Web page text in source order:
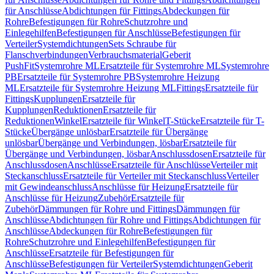
für AnschlüsseAbdichtungen für FittingsAbdeckungen für
RohreBefestigungen für RohreSchutzrohre und
EinlegehilfenBefestigungen für AnschlüsseBefestigungen für
VerteilerSystemdichtungenSets Schraube für
FlanschverbindungenVerbrauchsmaterialGeberit
PushFitSystemrohre MLErsatzteile für Systemrohre MLSystemrohre
PBErsatzteile für Systemrohre PBSystemrohre Heizung
MLErsatzteile für Systemrohre Heizung MLFittingsErsatzteile für
FittingsKupplungenErsatzteile für
KupplungenReduktionenErsatzteile für
ReduktionenWinkelErsatzteile für WinkelT-StückeErsatzteile für T-
StückeÜbergänge unlösbarErsatzteile für Übergänge
unlösbarÜbergänge und Verbindungen, lösbarErsatzteile für
Übergänge und Verbindungen, lösbarAnschlussdosenErsatzteile für
AnschlussdosenAnschlüsseErsatzteile für AnschlüsseVerteiler mit
SteckanschlussErsatzteile für Verteiler mit SteckanschlussVerteiler
mit GewindeanschlussAnschlüsse für HeizungErsatzteile für
Anschlüsse für HeizungZubehörErsatzteile für
ZubehörDämmungen für Rohre und FittingsDämmungen für
AnschlüsseAbdichtungen für Rohre und FittingsAbdichtungen für
AnschlüsseAbdeckungen für RohreBefestigungen für
RohreSchutzrohre und EinlegehilfenBefestigungen für
AnschlüsseErsatzteile für Befestigungen für
AnschlüsseBefestigungen für VerteilerSystemdichtungenGeberit